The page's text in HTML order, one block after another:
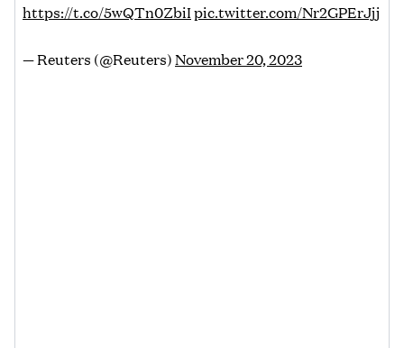
https://t.co/5wQTn0ZbiIpic.twitter.com/Nr2GPErJjj
— Reuters (@Reuters)November 20, 2023